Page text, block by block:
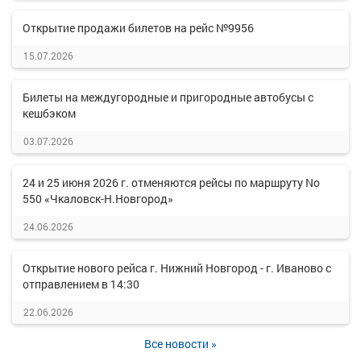
Открытие продажи билетов на рейс №9956
15.07.2026
Билеты на междугородные и пригородные автобусы с
кешбэком
03.07.2026
24 и 25 июня 2026 г. отменяются рейсы по маршруту No
550 «Чкаловск-Н.Новгород»
24.06.2026
Открытие нового рейса г. Нижний Новгород - г. Иваново с
отправлением в 14:30
22.06.2026
Все новости »